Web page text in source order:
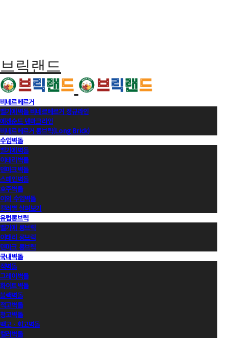
브릭랜드
비네르베르거
벨기에벽돌 비네르베르거 정규라인
에겐순드 덴마크라인
비네르베르거 롱브릭(Long Brick)
수입벽돌
벨기에벽돌
이태리벽돌
덴마크벽돌
스페인벽돌
호주벽돌
이외 수입벽돌
컬러별 살펴보기
유럽롱브릭
벨기에 롱브릭
이태리 롱브릭
덴마크 롱브릭
국내벽돌
적벽돌
그레이벽돌
화이트벽돌
블랙벽돌
적고벽돌
청고벽돌
백고ㆍ회고벽돌
컬러벽돌